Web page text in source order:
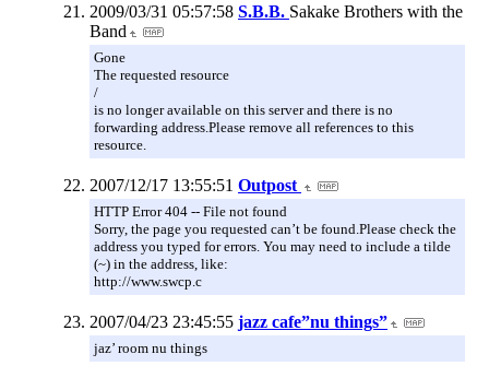
2009/03/31 05:57:58 S.B.B. Sakake Brothers with the
Band
Gone
The requested resource
/
is no longer available on this server and there is no
forwarding address.Please remove all references to this
resource.
2007/12/17 13:55:51 Outpost
HTTP Error 404 -- File not found
Sorry, the page you requested can’t be found.Please check the
address you typed for errors. You may need to include a tilde
(~) in the address, like:
http://www.swcp.c
2007/04/23 23:45:55 jazz cafe”nu things”
jaz’ room nu things